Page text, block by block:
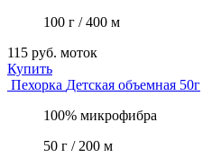
100 г / 400 м
115 руб. моток
Купить
Пехорка Детская объемная 50г
100% микрофибра
50 г / 200 м